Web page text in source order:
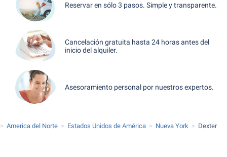
Reservar en sólo 3 pasos. Simple y transparente.
Cancelación gratuita hasta 24 horas antes del
inicio del alquiler.
Asesoramiento personal por nuestros expertos.
America del Norte Estados Unidos de América Nueva York Dexter